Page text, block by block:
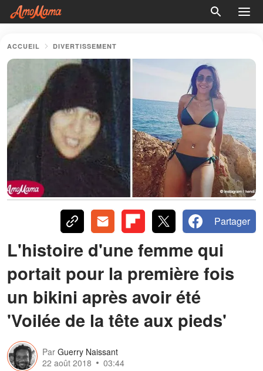
ACCUEIL DIVERTISSEMENT
Partager
L'histoire d'une femme qui
portait pour la première fois
un bikini après avoir été
'Voilée de la tête aux pieds'
Par Guerry Naissant
22 août 2018
03:44